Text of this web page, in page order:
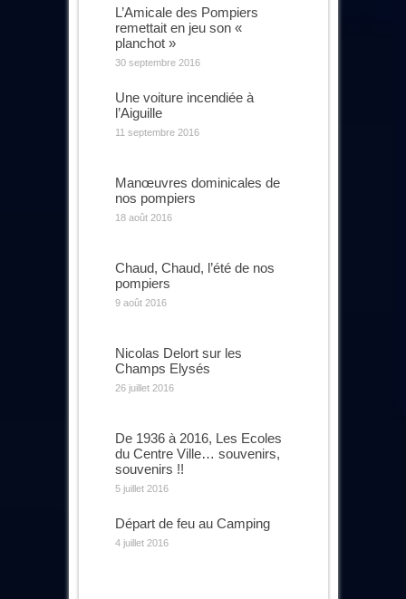
L’Amicale des Pompiers
remettait en jeu son «
planchot »
30 septembre 2016
Une voiture incendiée à
l’Aiguille
11 septembre 2016
Manœuvres dominicales de
nos pompiers
18 août 2016
Chaud, Chaud, l’été de nos
pompiers
9 août 2016
Nicolas Delort sur les
Champs Elysés
26 juillet 2016
De 1936 à 2016, Les Ecoles
du Centre Ville… souvenirs,
souvenirs !!
5 juillet 2016
Départ de feu au Camping
4 juillet 2016